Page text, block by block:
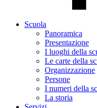
Scuola
Panoramica
Presentazione
I luoghi della
Le carte della
Organizzazione
Persone
I numeri della
La storia